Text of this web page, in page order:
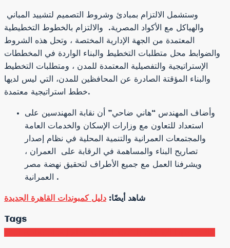
والهياكل مع الأكواد المصرية. والالتزام بالخطوط التخطيطية
المعتمدة من الجهة الإدارية المختصة ، وتحل هذه الشروط
والضوابط محل متطلبات التخطيط والبناء الواردة في المخططات
الإستراتيجية والتفصيلية المعتمدة للمدن ، ومتطلبات التخطيط
والبناء المؤقتة الصادرة عن المحافظين للمدن، التي ليس لديها
خطط استراتيجية معتمدة.
وأضاف المهندس “هاني ضاحي” أن نقابة المهندسين على
استعداد للتعاون مع وزارات الإسكان والخدمات العامة
والمجتمعات العمرانية والتنمية المحلية في نظام إصدار
تصاريح البناء والمساهمة في الرقابة على العمران ،
ويشرفنا العمل مع جميع الأطراف لتحقيق نهضة مصر
العمرانية .
شاهد أيضًا: دليل كمبوندات القاهرة الجديدة
Tags